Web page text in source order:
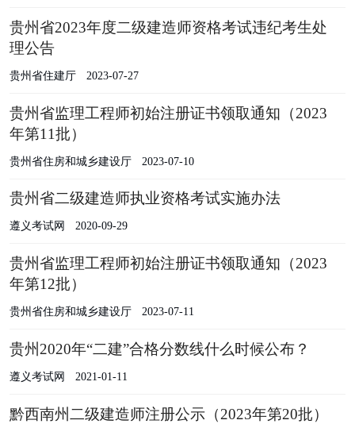
贵州省2023年度二级建造师资格考试违纪考生处
理公告
贵州省住建厅 2023-07-27
贵州省监理工程师初始注册证书领取通知（2023
年第11批）
贵州省住房和城乡建设厅 2023-07-10
贵州省二级建造师执业资格考试实施办法
遵义考试网 2020-09-29
贵州省监理工程师初始注册证书领取通知（2023
年第12批）
贵州省住房和城乡建设厅 2023-07-11
贵州2020年“二建”合格分数线什么时候公布？
遵义考试网 2021-01-11
黔西南州二级建造师注册公示（2023年第20批）